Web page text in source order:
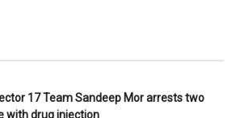
17 Team Sandeep Mor arrests two
with drug injection